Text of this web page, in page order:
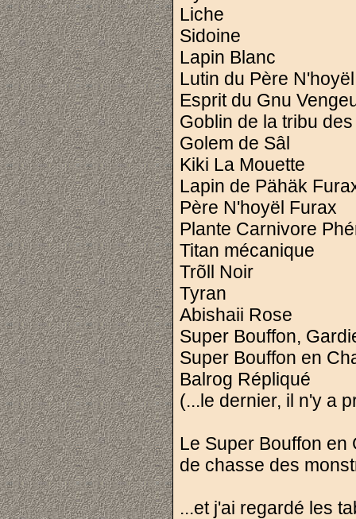
Liche
Sidoine
Lapin Blanc
Lutin du Père N'hoyël
Esprit du Gnu
Goblin de la tribu
Golem de Sâl
Kiki La Mouette
Lapin de Pähäk
Père N'hoyël Furax
Plante Carnivore
Titan mécanique
Trõll Noir
Tyran
Abishaii Rose
Super Bouffon,
Super Bouffon en
Balrog Répliqué
(...le dernier, il n'y a
Le Super Bouffon en
de chasse des
...et j'ai regardé les